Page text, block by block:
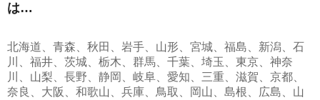
は…
北海道、青森、秋田、岩手、山形、宮城、福島、新潟、石
川、福井、茨城、栃木、群馬、千葉、埼玉、東京、神奈
川、山梨、長野、静岡、岐阜、愛知、三重、滋賀、京都、
奈良、大阪、和歌山、兵庫、鳥取、岡山、島根、広島、山